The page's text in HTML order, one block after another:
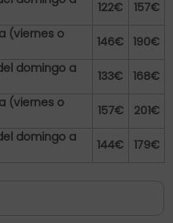
122€ 157€
(viernes o
146€
190€
domingo a
133€ 168€
(viernes o
157€
201€
domingo a
144€ 179€